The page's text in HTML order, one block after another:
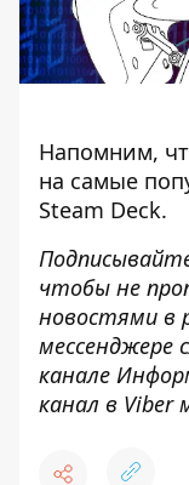
Напомним,
на самые
Steam Deck.
чтобы не
новостями в
мессенджере
канале
канал в Viber